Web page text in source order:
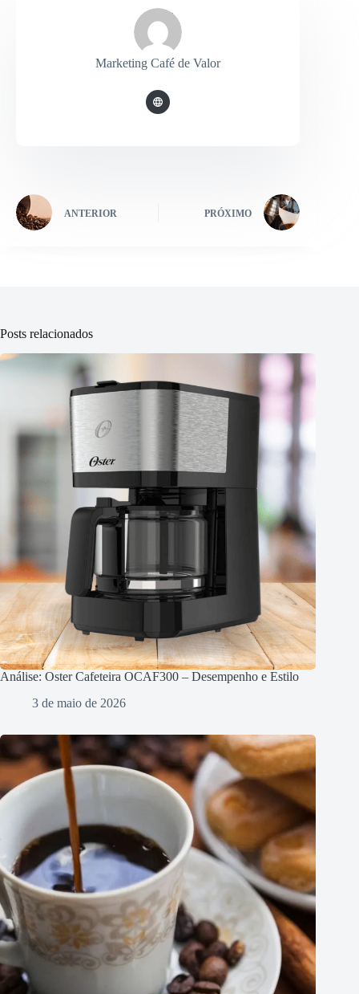
Marketing Café de Valor
ANTERIOR PRÓXIMO
Posts relacionados
Análise: Oster Cafeteira OCAF300 – Desempenho e Estilo
3 de maio de 2026